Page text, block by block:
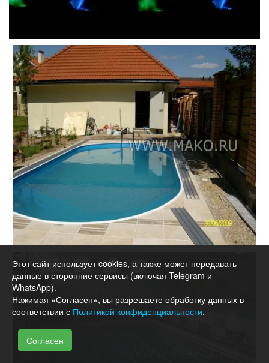
Этот сайт использует cookies, а также может передавать
данные в сторонние сервисы (включая Telegram и
WhatsApp).
Нажимая «Согласен», вы разрешаете обработку данных в
соответствии с Политикой конфиденциальности.
Согласен